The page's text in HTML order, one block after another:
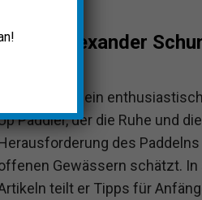
Alexander
Alexander ist ein
Paddler, der die Ruhe und
des
Gewässern schätzt. In
teilt er Tipps für